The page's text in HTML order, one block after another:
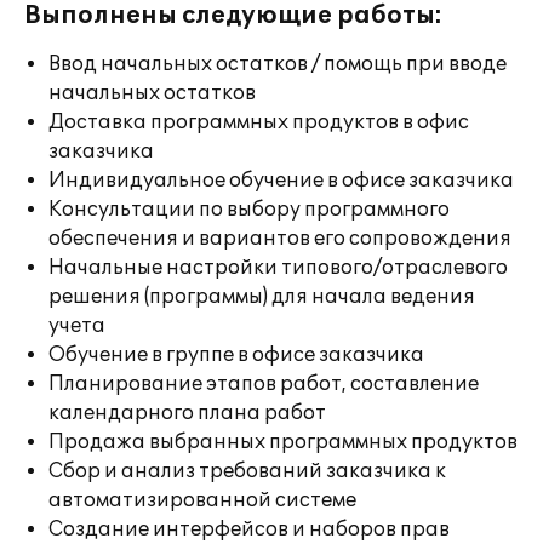
Выполнены следующие работы:
Ввод начальных остатков / помощь при вводе
начальных остатков
Доставка программных продуктов в офис
заказчика
Индивидуальное обучение в офисе заказчика
Консультации по выбору программного
обеспечения и вариантов его сопровождения
Начальные настройки типового/отраслевого
решения (программы) для начала ведения
учета
Обучение в группе в офисе заказчика
Планирование этапов работ, составление
календарного плана работ
Продажа выбранных программных продуктов
Сбор и анализ требований заказчика к
автоматизированной системе
Создание интерфейсов и наборов прав